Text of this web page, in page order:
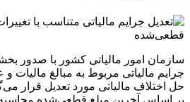
سازمان امور مالیاتی کشور با صدور
جرایم مالیاتی مربوط به مبالغ مالیات
حل اختلاف مالیاتی مورد تعدیل قرار
بر اساس آخرین مبلغ قطعی‌شده